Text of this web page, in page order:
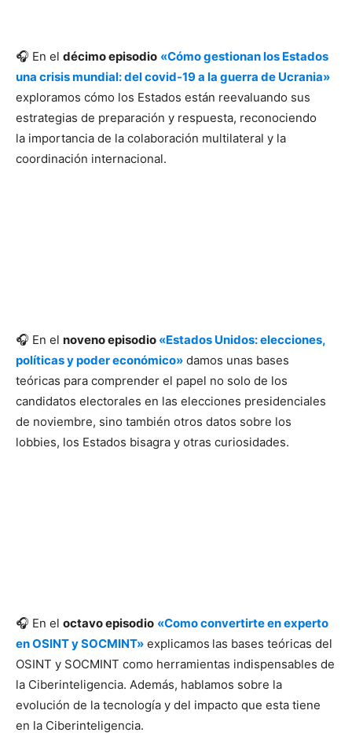
🎧 En el décimo episodio «Cómo gestionan los Estados
una crisis mundial: del covid-19 a la guerra de Ucrania»
exploramos cómo los Estados están reevaluando sus
estrategias de preparación y respuesta, reconociendo
la importancia de la colaboración multilateral y la
coordinación internacional.
🎧 En el noveno episodio «Estados Unidos: elecciones,
políticas y poder económico» damos unas bases
teóricas para comprender el papel no solo de los
candidatos electorales en las elecciones presidenciales
de noviembre, sino también otros datos sobre los
lobbies, los Estados bisagra y otras curiosidades.
🎧 En el octavo episodio «Como convertirte en experto
en OSINT y SOCMINT» explicamos las bases teóricas del
OSINT y SOCMINT como herramientas indispensables de
la Ciberinteligencia. Además, hablamos sobre la
evolución de la tecnología y del impacto que esta tiene
en la Ciberinteligencia.